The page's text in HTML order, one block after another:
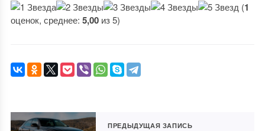
(1
оценок, среднее: 5,00из 5)
ПРЕДЫДУЩАЯ ЗАПИСЬ